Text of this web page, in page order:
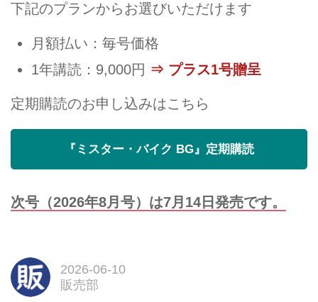
下記のプランからお選びいただけます
月額払い：毎号価格
1年講読：9,000円 ⇒ プラス1号贈呈
定期購読のお申し込みはこちら
『ミスター・バイク BG』定期購読
次号（2026年8月号）は7月14日発売です。
2026-06-10
販売部